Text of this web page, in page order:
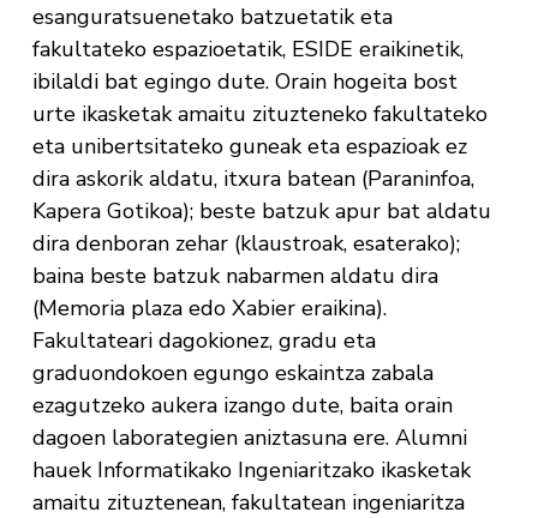
esanguratsuenetako batzuetatik eta
fakultateko espazioetatik, ESIDE eraikinetik,
ibilaldi bat egingo dute. Orain hogeita bost
urte ikasketak amaitu zituzteneko fakultateko
eta unibertsitateko guneak eta espazioak ez
dira askorik aldatu, itxura batean (Paraninfoa,
Kapera Gotikoa); beste batzuk apur bat aldatu
dira denboran zehar (klaustroak, esaterako);
baina beste batzuk nabarmen aldatu dira
(Memoria plaza edo Xabier eraikina).
Fakultateari dagokionez, gradu eta
graduondokoen egungo eskaintza zabala
ezagutzeko aukera izango dute, baita orain
dagoen laborategien aniztasuna ere. Alumni
hauek Informatikako Ingeniaritzako ikasketak
amaitu zituztenean, fakultatean ingeniaritza